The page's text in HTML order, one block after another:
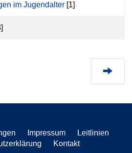
im Jugendalter [1]
Impressum
Leitlinien
Kontakt